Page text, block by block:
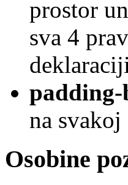
prostor
sva 4
na
Osobine